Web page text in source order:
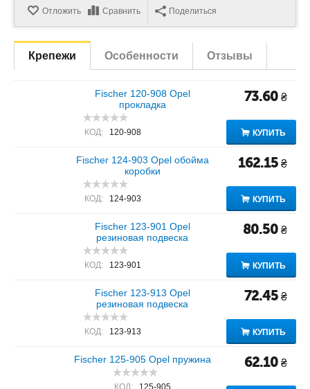
Отложить Сравнить Поделиться
Крепежи Особенности Отзывы
Fischer 120-908 Opel
прокладка
КОД: 120-908
73.60 ₴
КУПИТЬ
Fischer 124-903 Opel обойма
коробки
КОД: 124-903
162.15 ₴
КУПИТЬ
Fischer 123-901 Opel
резиновая подвеска
КОД: 123-901
80.50 ₴
КУПИТЬ
Fischer 123-913 Opel
резиновая подвеска
КОД: 123-913
72.45 ₴
КУПИТЬ
Fischer 125-905 Opel пружина
КОД: 125-905
62.10 ₴